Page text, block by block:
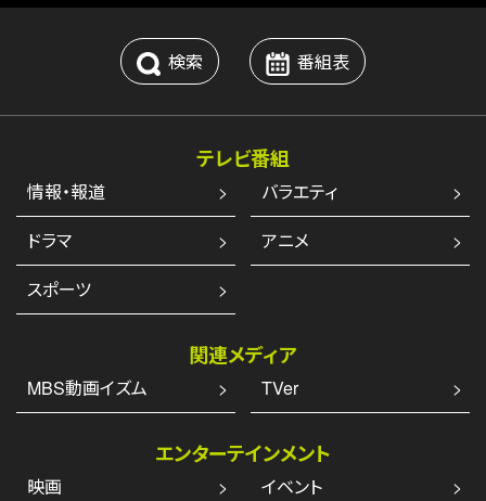
検索 番組表
テレビ番組
情報・報道
バラエティ
ドラマ
アニメ
スポーツ
関連メディア
MBS動画イズム TVer
エンターテインメント
映画 イベント